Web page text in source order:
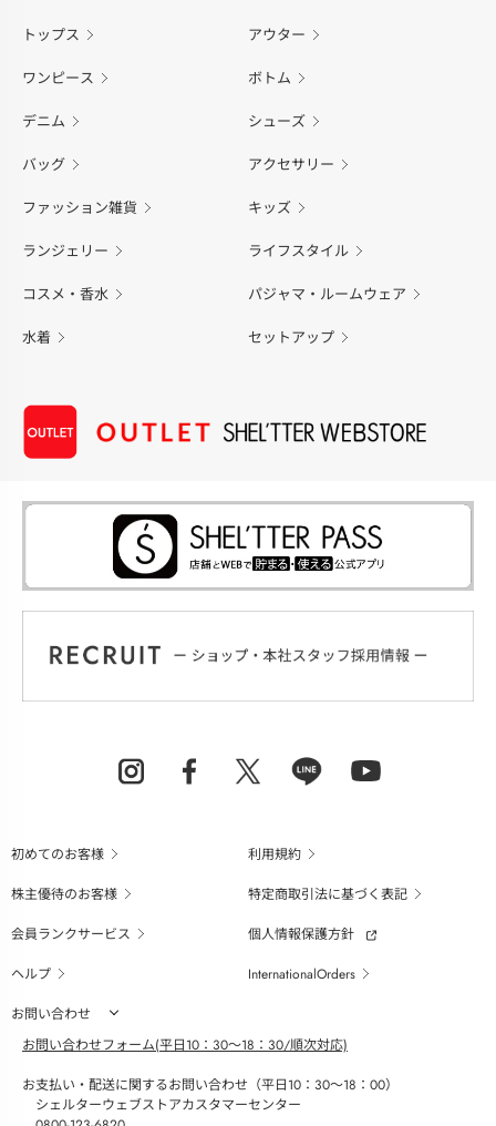
トップス アウター
ワンピース ボトム
デニム シューズ
バッグ アクセサリー
ファッション雑貨 キッズ
ランジェリー ライフスタイル
コスメ・香水 パジャマ・ルームウェア
水着 セットアップ
初めてのお客様
利用規約
株主優待のお客様
特定商取引法に基づく表記
会員ランクサービス
個人情報保護方針
ヘルプ
InternationalOrders
お問い合わせ
お問い合わせフォーム(平日10：30～18：30/順次対応)
お支払い・配送に関するお問い合わせ（平日10：30～18：00）
シェルターウェブストアカスタマーセンター